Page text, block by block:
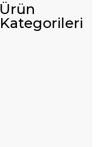
Ürün
Kategorileri